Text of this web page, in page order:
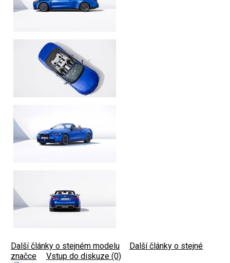
Další články o stejném modelu
Další články o stejné
značce
Vstup do diskuze (0)